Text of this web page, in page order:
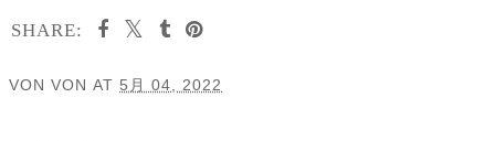
SHARE:
VON VON AT 5月 04, 2022